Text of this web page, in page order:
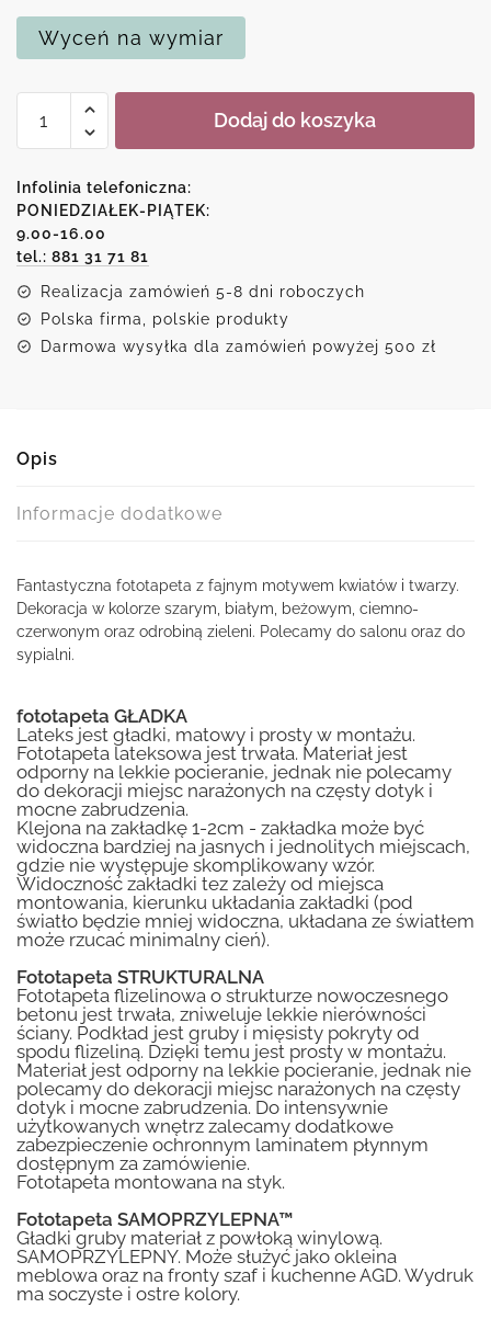
Wyceń na wymiar
Tapeta
Rustykalny
line
art
Dodaj do koszyka
Infolinia telefoniczna:
PONIEDZIAŁEK-PIĄTEK:
9.00-16.00
tel.: 881 31 71 81
Realizacja zamówień 5-8 dni roboczych
Polska firma, polskie produkty
Darmowa wysyłka dla zamówień powyżej 500 zł
Opis
Informacje dodatkowe
Fantastyczna fototapeta z fajnym motywem kwiatów i twarzy.
Dekoracja w kolorze szarym, białym, beżowym, ciemno-
czerwonym oraz odrobiną zieleni. Polecamy do salonu oraz do
sypialni.
fototapeta GŁADKA
Lateks jest gładki, matowy i prosty w montażu.
Fototapeta lateksowa jest trwała. Materiał jest
odporny na lekkie pocieranie, jednak nie polecamy
do dekoracji miejsc narażonych na częsty dotyk i
mocne zabrudzenia.
Klejona na zakładkę 1-2cm - zakładka może być
widoczna bardziej na jasnych i jednolitych miejscach,
gdzie nie występuje skomplikowany wzór.
Widoczność zakładki tez zależy od miejsca
montowania, kierunku układania zakładki (pod
światło będzie mniej widoczna, układana ze światłem
może rzucać minimalny cień).
Fototapeta STRUKTURALNA
Fototapeta flizelinowa o strukturze nowoczesnego
betonu jest trwała, zniweluje lekkie nierówności
ściany. Podkład jest gruby i mięsisty pokryty od
spodu flizeliną. Dzięki temu jest prosty w montażu.
Materiał jest odporny na lekkie pocieranie, jednak nie
polecamy do dekoracji miejsc narażonych na częsty
dotyk i mocne zabrudzenia. Do intensywnie
użytkowanych wnętrz zalecamy dodatkowe
zabezpieczenie ochronnym laminatem płynnym
dostępnym za zamówienie.
Fototapeta montowana na styk.
Fototapeta SAMOPRZYLEPNA™
Gładki gruby materiał z powłoką winylową.
SAMOPRZYLEPNY. Może służyć jako okleina
meblowa oraz na fronty szaf i kuchenne AGD. Wydruk
ma soczyste i ostre kolory.